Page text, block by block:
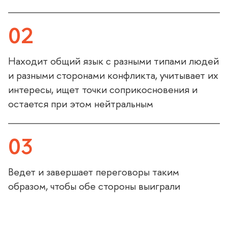
02
Находит общий язык с разными типами людей
и разными сторонами конфликта, учитывает их
интересы, ищет точки соприкосновения и
остается при этом нейтральным
03
едет и завершает переговоры таким
образом, чтобы обе стороны выиграли